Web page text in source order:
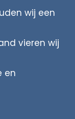
wij een
vieren wij
en